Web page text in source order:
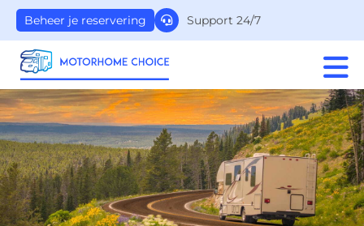
Support 24/7
Beheer je reservering